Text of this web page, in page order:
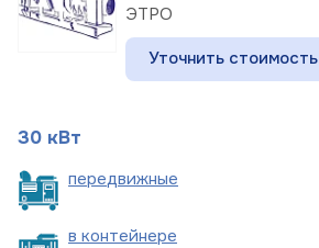
ЭТРО
Уточнить стоимость
30 кВт
передвижные
в контейнере